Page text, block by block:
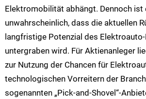
Elektromobilität abhängt. Dennoch ist
unwahrscheinlich, dass die aktuellen
langfristige Potenzial des
untergraben wird. Für Aktienanleger
zur Nutzung der Chancen für
technologischen Vorreitern der
sogenannten „Pick-and-Shovel“-